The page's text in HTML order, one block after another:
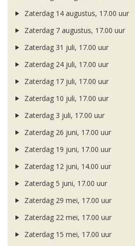
Zaterdag 14 augustus, 17.00 uur
Zaterdag 7 augustus, 17.00 uur
Zaterdag 31 juli, 17.00 uur
Zaterdag 24 juli, 17.00 uur
Zaterdag 17 juli, 17.00 uur
Zaterdag 10 juli, 17.00 uur
Zaterdag 3 juli, 17.00 uur
Zaterdag 26 juni, 17.00 uur
Zaterdag 19 juni, 17.00 uur
Zaterdag 12 juni, 14.00 uur
Zaterdag 5 juni, 17.00 uur
Zaterdag 29 mei, 17.00 uur
Zaterdag 22 mei, 17.00 uur
Zaterdag 15 mei, 17.00 uur